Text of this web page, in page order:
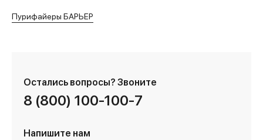
Пурифайеры БАРЬЕР
Остались вопросы? Звоните
8 (800) 100-100-7
Напишите нам